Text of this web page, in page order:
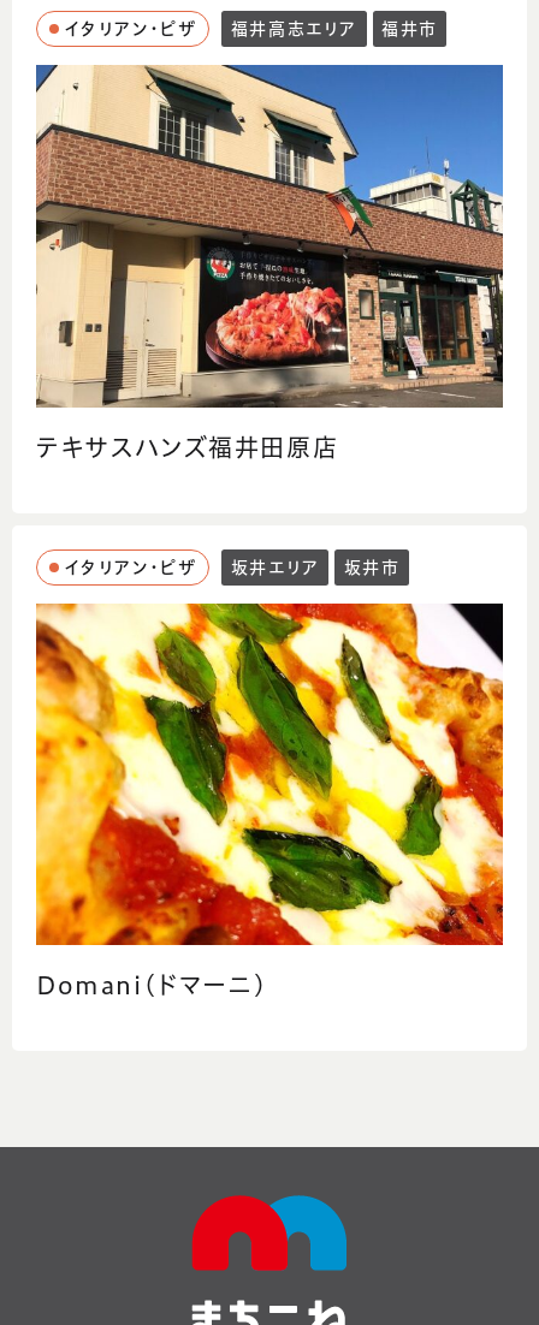
イタリアン・ピザ 福井高志エリア 福井市
テキサスハンズ福井田原店
イタリアン・ピザ 坂井エリア 坂井市
Domani(ドマーニ)